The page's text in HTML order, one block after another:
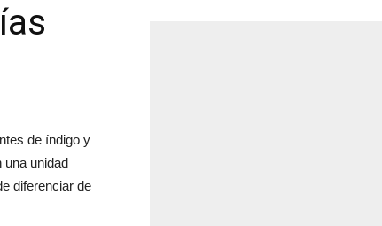
de índigo y
una unidad
diferenciar de